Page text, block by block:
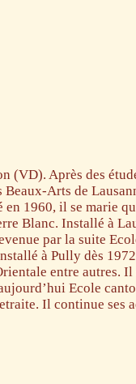
(VD). Après des
Arts de
1960, il se marie
Blanc. Installé à
par la suite
à Pully dès
entre autres. Il
Ecole
Il continue ses